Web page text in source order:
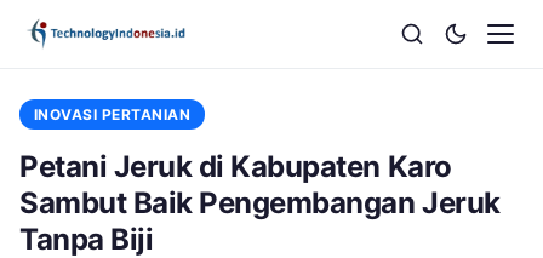
INOVASI PERTANIAN
Petani Jeruk di Kabupaten Karo
Sambut Baik Pengembangan Jeruk
Tanpa Biji